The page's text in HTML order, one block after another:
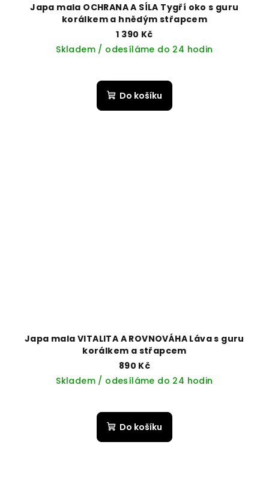
Japa mala OCHRANA A SÍLA Tygří oko s guru
korálkem a hnědým střapcem
1 390 Kč
Skladem / odesíláme do 24 hodin
Do košíku
Japa mala VITALITA A ROVNOVÁHA Láva s guru
korálkem a střapcem
890 Kč
Skladem / odesíláme do 24 hodin
Do košíku